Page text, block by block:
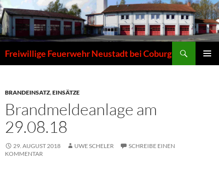
Zum
Inhalt
springen
Freiwillige Feuerwehr Neustadt bei Coburg
BRANDEINSATZ,EINSÄTZE
Brandmeldeanlage am
29.08.18
29. AUGUST 2018 UWE SCHELER
SCHREIBE EINEN
KOMMENTAR